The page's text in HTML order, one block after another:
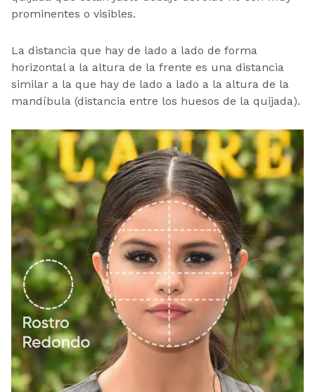
prominentes o visibles.
La distancia que hay de lado a lado de forma
horizontal a la altura de la frente es una distancia
similar a la que hay de lado a lado a la altura de la
mandíbula (distancia entre los huesos de la quijada).